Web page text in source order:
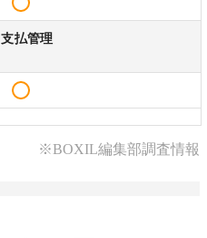
支払管理
※BOXIL編集部調査情報